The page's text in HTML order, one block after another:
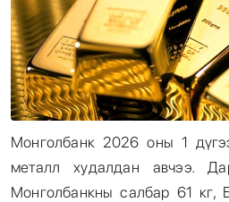
Эрэн
Монголбанк 2026 оны 1
металл худалдан авчээ.
Монголбанкны салбар 61 кг,